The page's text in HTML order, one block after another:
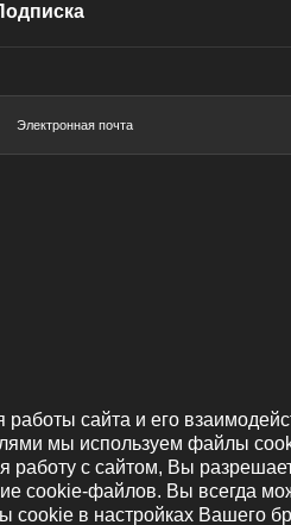
сайта и его
мы используем файлы
работу с сайтом, Вы
cookie-файлов. Вы всегда
cookie в настройках Вашего